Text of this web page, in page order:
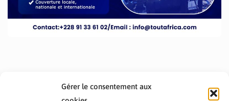
Gérer le consentement aux